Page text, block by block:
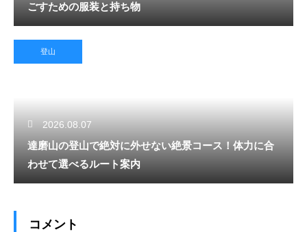
ごすための服装と持ち物
登山
2026.08.07
達磨山の登山で絶対に外せない絶景コース！体力に合
わせて選べるルート案内
コメント